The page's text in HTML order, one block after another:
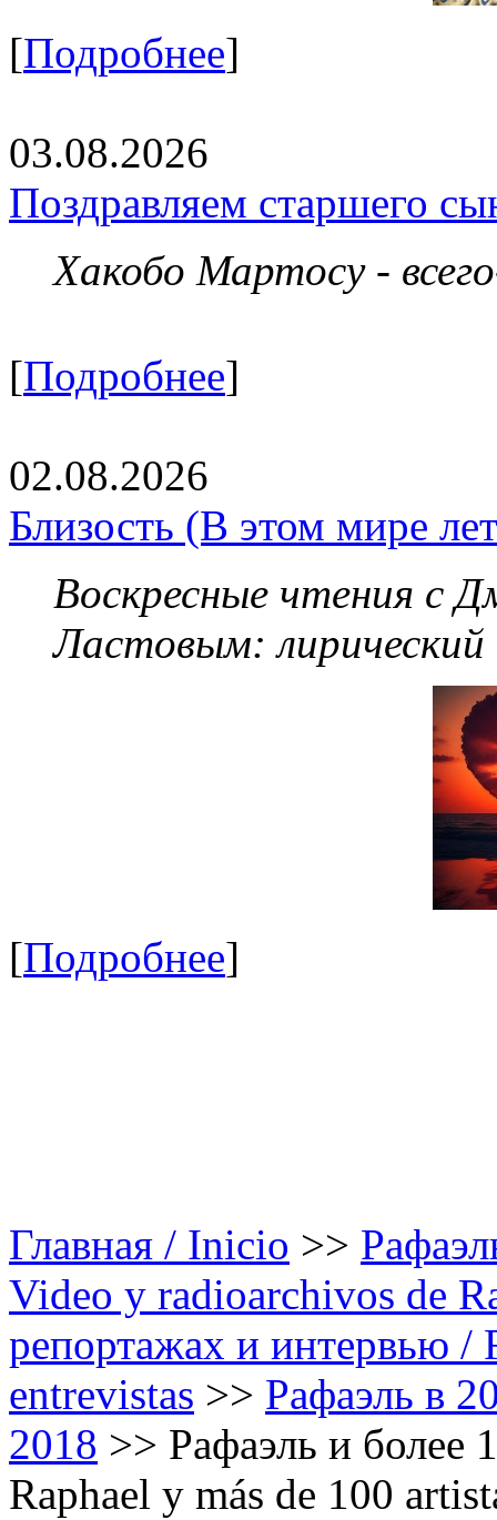
[Подробнее]
03.08.2026
Поздравляем старшего
Хакобо Мартосу -
[Подробнее]
02.08.2026
Близость (В этом мире
Воскресные чтения с
Ластовым:
[Подробнее]
Главная / Inicio >>
Video y radioarchivos de
репортажах и интервью /
entrevistas >> Рафаэль в
2018 >> Рафаэль и более
Raphael y más de 100